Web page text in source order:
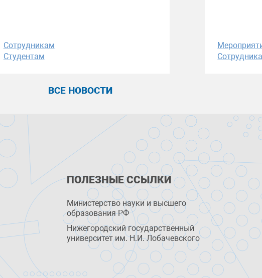
Сотрудникам
Студентам
ВСЕ НОВОСТИ
ПОЛЕЗНЫЕ ССЫЛКИ
Министерство науки и высшего
образования РФ
Нижегородский государственный
университет им. Н.И. Лобачевского